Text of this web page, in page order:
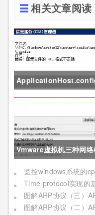
相关文章阅读
文件被破坏导致IIS崩溃
Vmware虚拟机三种网络
式详解
图解ARP协议（二）